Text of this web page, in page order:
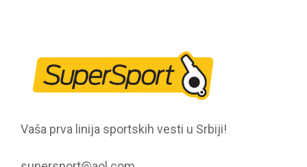
Vaša prva linija sportskih vesti u Srbiji!